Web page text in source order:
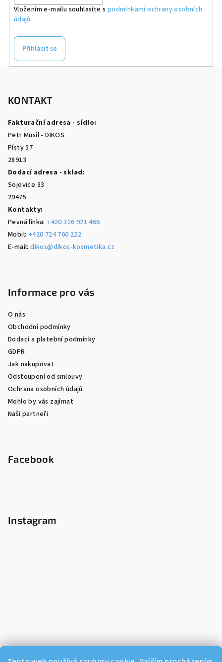
Vložením e-mailu souhlasíte s podmínkami ochrany osobních
údajů
Přihlásit se
KONTAKT
Fakturační adresa - sídlo:
Petr Musil - DIKOS
Písty 57
28913
Dodací adresa - sklad:
Sojovice 33
29475
Kontakty:
Pevná linka: +420 326 921 466
Mobil: +420 724 760 222
E-mail:dikos@dikos-kosmetika.cz
Informace pro vás
O nás
Obchodní podmínky
Dodací a platební podmínky
GDPR
Jak nakupovat
Odstoupení od smlouvy
Ochrana osobních údajů
Mohlo by vás zajímat
Naši partneři
Facebook
Instagram